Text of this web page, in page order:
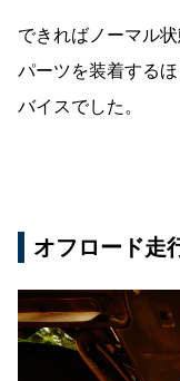
できればノーマル
パーツを装着する
バイスでした。
オフロード走